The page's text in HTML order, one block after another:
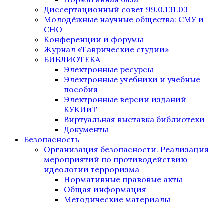
Диссертационный совет 99.0.131.03
Молодёжные научные общества: СМУ и
СНО
Конференции и форумы
Журнал «Таврические студии»
БИБЛИОТЕКА
Электронные ресурсы
Электронные учебники и учебные
пособия
Электронные версии изданий
КУКИиТ
Виртуальная выставка библиотеки
Документы
Безопасность
Организация безопасности. Реализация
мероприятий по противодействию
идеологии терроризма
Нормативные правовые акты
Общая информация
Методические материалы